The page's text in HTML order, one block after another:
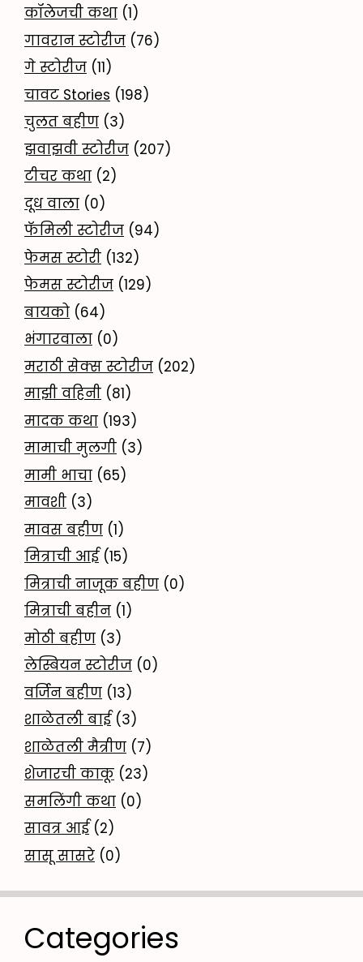
कॉलेजची कथा (1)
गावरान स्टोरीज (76)
गे स्टोरीज (11)
चावट Stories (198)
चुलत बहीण (3)
झवाझवी स्टोरीज (207)
टीचर कथा (2)
दूध वाला (0)
फॅमिली स्टोरीज (94)
फेमस स्टोरी (132)
फेमस स्टोरीज (129)
बायको (64)
भंगारवाला (0)
मराठी सेक्स स्टोरीज (202)
माझी वहिनी (81)
मादक कथा (193)
मामाची मुलगी (3)
मामी भाचा (65)
मावशी (3)
मावस बहीण (1)
मित्राची आई(15)
मित्राची नाजूक बहीण (0)
मित्राची बहीन (1)
मोठी बहीण (3)
लेस्बियन स्टोरीज (0)
वर्जिन बहीण (13)
शाळेतली बाई(3)
शाळेतली मैत्रीण (7)
शेजारची काकू (23)
समलिंगी कथा (0)
सावत्र आई(2)
सासू सासरे (0)
Categories